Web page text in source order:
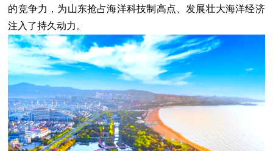
的竞争力，为山东抢占海洋科技制高点、发展壮大海洋经济
注入了持久动力。